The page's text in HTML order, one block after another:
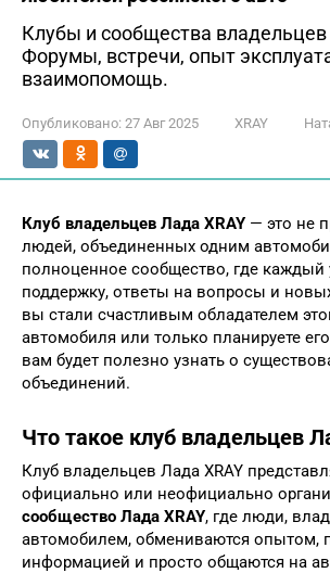
Клубы и сообщества владельцев
Форумы, встречи, опыт
взаимопомощь.
Опубликовано: 27 Авг 2025 XRAY
Клуб владельцев Лада XRAY — это не
людей, объединенных одним
полноценное сообщество, где каждый
поддержку, ответы на вопросы и
вы стали счастливым обладателем
автомобиля или только планируете
вам будет полезно узнать о
объединений.
Что такое клуб владельцев
Клуб владельцев Лада XRAY
официально или неофициально
сообщество Лада XRAY, где люди,
автомобилем, обмениваются опытом,
информацией и просто общаются на